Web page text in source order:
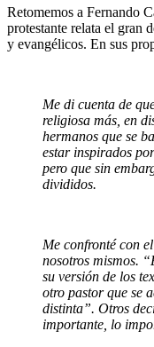
Retomemos a Fernando
protestante relata el gran
y evangélicos. En sus
Me di cuenta de
religiosa más, en
hermanos que se
estar inspirados
pero que sin
divididos.
Me confronté con
nosotros mismos.
su versión de los
otro pastor que se
distinta”. Otros
importante, lo